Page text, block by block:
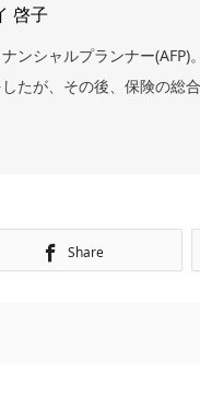
啓子
ンシャルプランナー
たが、その後、保険の総
Share